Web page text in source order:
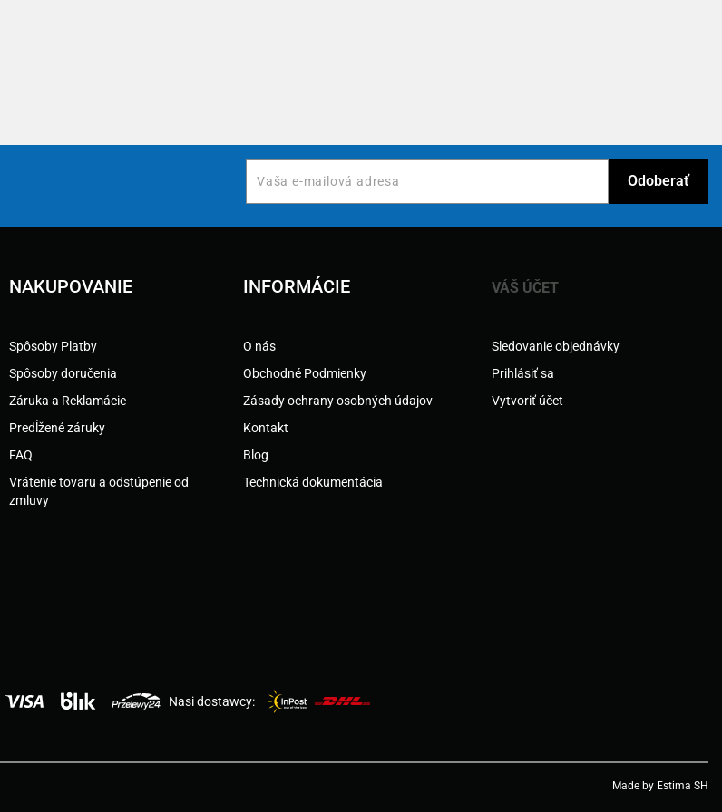
NAKUPOVANIE
Spôsoby Platby
Spôsoby doručenia
Záruka a Reklamácie
Predĺžené záruky
FAQ
Vrátenie tovaru a odstúpenie od
zmluvy
INFORMÁCIE
O nás
Obchodné Podmienky
Zásady ochrany osobných údajov
Kontakt
Blog
Technická dokumentácia
VÁŠ ÚČET
Sledovanie objednávky
Prihlásiť sa
Vytvoriť účet
Nasi dostawcy:
Made by Estima SH